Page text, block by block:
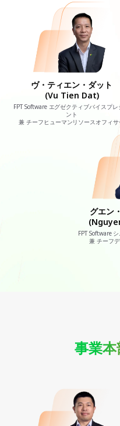
ヴ・ティエン・ダット
(Vu Tien Dat)
FPT Software エグゼクティブバイスプレ
ント
兼 チーフヒューマンリソースオフィサ
グエン
FPT Software
兼 チーフ
事業